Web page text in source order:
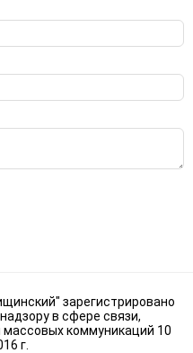
зарегистрировано
в сфере связи,
коммуникаций 10
г.